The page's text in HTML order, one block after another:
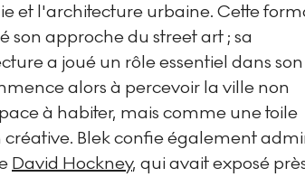
et l'architecture urbaine. Cette
approche du street art ; sa
a joué un rôle essentiel dans son
alors à percevoir la ville non
à habiter, mais comme une toile
Blek confie également
David Hockney, qui avait exposé